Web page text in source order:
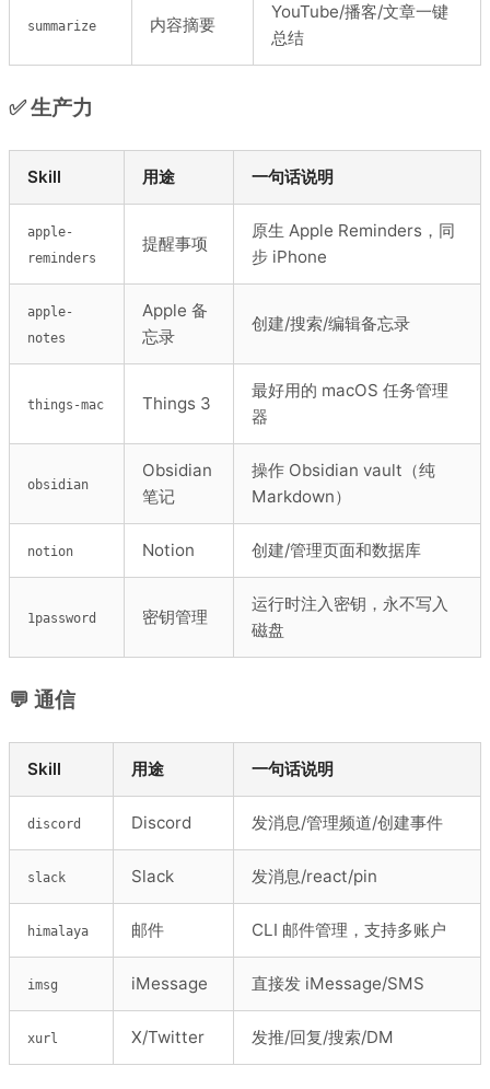
summarize 内容摘要
YouTube/播客/文章一键
总结
✅ 生产力
Skill 用途 一句话说明
apple-
reminders
提醒事项
原生 Apple Reminders，同
步 iPhone
apple-
notes
Apple 备
忘录
创建/搜索/编辑备忘录
things-mac Things 3
最好用的 macOS 任务管理
器
obsidian
Obsidian
笔记
操作 Obsidian vault（纯
Markdown）
notion Notion 创建/管理页面和数据库
1password 密钥管理
运行时注入密钥，永不写入
磁盘
💬 通信
Skill 用途 一句话说明
discord Discord 发消息/管理频道/创建事件
slack Slack 发消息/react/pin
himalaya 邮件 CLI 邮件管理，支持多账户
imsg iMessage 直接发 iMessage/SMS
xurl X/Twitter 发推/回复/搜索/DM